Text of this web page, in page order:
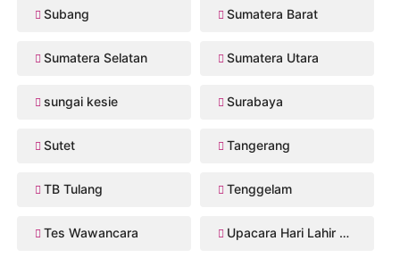
Subang Sumatera Barat
Sumatera Selatan Sumatera Utara
sungai kesie Surabaya
Sutet Tangerang
TB Tulang Tenggelam
Tes Wawancara Upacara Hari Lahir Pancasila